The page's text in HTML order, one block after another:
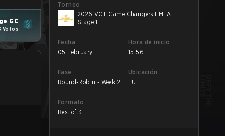
GC
Votos
Torneo
2026 VCT Game Changers EMEA:
Stage 1
Fecha
05 February
Hora de inicio
15:56
Fase
Round-Robin - Week 2
Ubicación
EU
Formato
Best of 3